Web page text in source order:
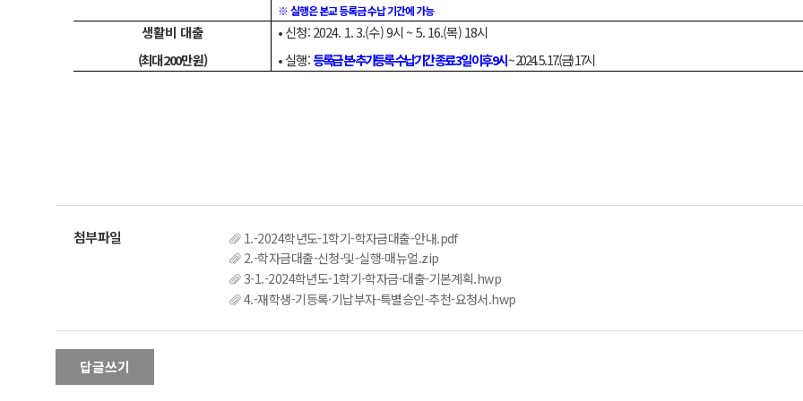
※실행은 본교 등록금 수납 기간에 가능
생활비 대출
(최대 200만 원)
• 신청: 2024. 1. 3.(수) 9시 ~ 5. 16.(목) 18시
• 실행:등록금 본·추가등록 수납기간 종료 3일 이후 9시~ 2024. 5. 17.(금) 17시
1.-2024학년도-1학기-학자금대출-안내.pdf
2.-학자금대출-신청-및-실행-매뉴얼.zip
3-1.-2024학년도-1학기-학자금-대출-기본계획.hwp
4.-재학생-기등록·기납부자-특별승인-추천-요청서.hwp
답글쓰기